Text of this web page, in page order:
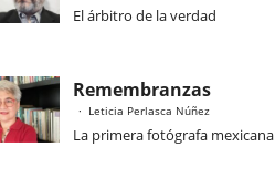
El árbitro de la verdad
Remembranzas
Leticia Perlasca Núñez
La primera fotógrafa mexicana